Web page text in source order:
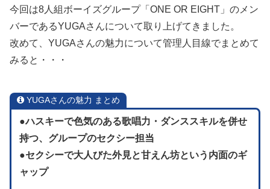
今回は8人組ボーイズグループ「ONE OR EIGHT」のメン
バーであるYUGAさんについて取り上げてきました。
改めて、YUGAさんの魅力について管理人目線でまとめて
みると・・・
YUGAさんの魅力 まとめ
●ハスキーで色気のある歌唱力・ダンススキルを併せ
持つ、グループのセクシー担当
●セクシーで大人びた外見と甘えん坊という内面のギ
ャップ